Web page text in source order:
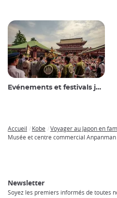
Evénements et festivals japonais
Breadcrumb
Accueil Kobe
Voyager au Japon en
Musée et centre commercial Anpanman
Newsletter
Soyez les premiers informés de toutes